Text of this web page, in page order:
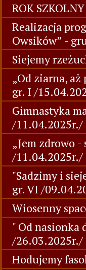
ROK
Realizacja
Owsików” -
Siejemy
„Od ziarna, aż
gr. I /
Gimnastyka
/11.04.2025r./
„Jem zdrowo -
/11.04.2025r./
"Sadzimy i
gr. VI /
Wiosenny
" Od nasionka
/26.03.2025r./
Hodujemy